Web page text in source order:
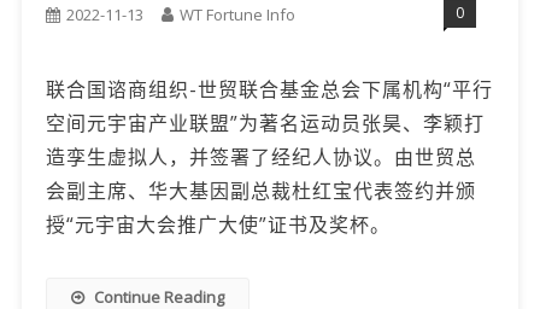
2022-11-13 WT Fortune Info 0
联合国谘商组织-世贸联合基金总会下属机构“平行
空间元宇宙产业联盟”为著名运动员张昊、李颖打
造孪生虚拟人，并签署了经纪人协议。由世贸总
会副主席、华大基因副总裁杜红宝代表签约并颁
授“元宇宙大会推广大使”证书及奖杯。
Continue Reading